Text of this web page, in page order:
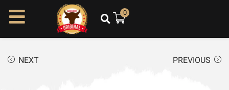
ו
0
PREVIOUS
NEXT